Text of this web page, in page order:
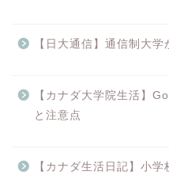
【日大通信】通信制大
【カナダ大学院生活】
と注意点
【カナダ生活日記】小